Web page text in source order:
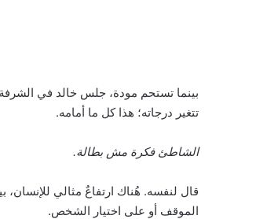
بينما تستحم مودة، جلس خالد في الشرفة
تتغير درجاته؛ هذا كل ما أمامه.
الشاطئ فكرة مش بطالة.
قال لنفسه. هُناك ارتفاعٌ مثالي للإنسان،
الموقف أو على اختيار الشخص.